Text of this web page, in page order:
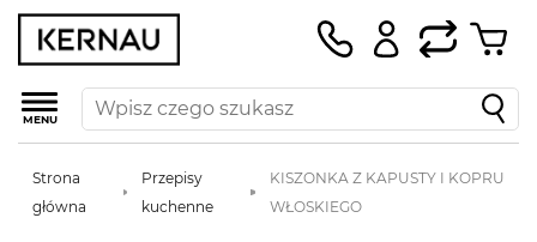
MENU
Strona
główna
Przepisy
kuchenne
KISZONKA Z KAPUSTY I KOPRU
WŁOSKIEGO